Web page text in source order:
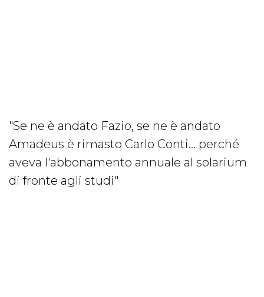
"Se ne è andato Fazio, se ne è andato
Amadeus è rimasto Carlo Conti… perché
aveva l'abbonamento annuale al solarium
di fronte agli studi"